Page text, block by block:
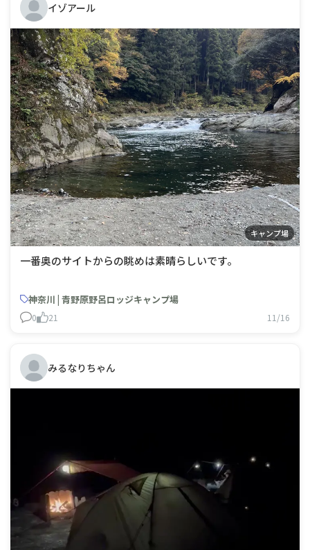
イゾアール
キャンプ場
一番奥のサイトからの眺めは素晴らしいです。
神奈川 | 青野原野呂ロッジキャンプ場
0 21 11/16
みるなりちゃん